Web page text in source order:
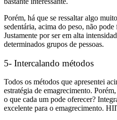
Porém, há que se ressaltar algo
sedentária, acima do peso, não
Justamente por ser em alta
determinados grupos de pessoas.
5- Intercalando métodos
Todos os métodos que apresentei
estratégia de emagrecimento.
o que cada um pode oferecer?
excelente para o emagrecimento.